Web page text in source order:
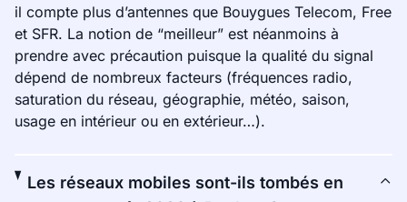
il compte plus d’antennes que Bouygues Telecom, Free
et SFR. La notion de “meilleur” est néanmoins à
prendre avec précaution puisque la qualité du signal
dépend de nombreux facteurs (fréquences radio,
saturation du réseau, géographie, météo, saison,
usage en intérieur ou en extérieur…).
Les réseaux mobiles sont-ils tombés en